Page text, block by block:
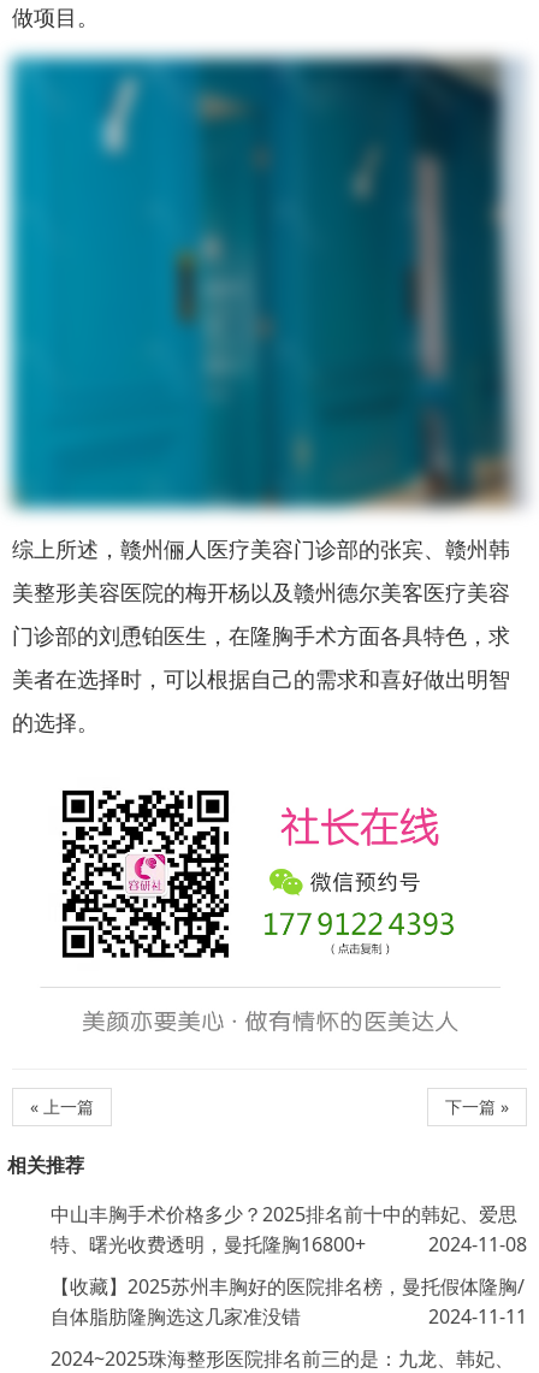
做项目。
综上所述，赣州俪人医疗美容门诊部的张宾、赣州韩
美整形美容医院的梅开杨以及赣州德尔美客医疗美容
门诊部的刘恿铂医生，在隆胸手术方面各具特色，求
美者在选择时，可以根据自己的需求和喜好做出明智
的选择。
« 上一篇 下一篇 »
相关推荐
中山丰胸手术价格多少？2025排名前十中的韩妃、爱思
特、曙光收费透明，曼托隆胸16800+
2024-11-08
【收藏】2025苏州丰胸好的医院排名榜，曼托假体隆胸/
自体脂肪隆胸选这几家准没错
2024-11-11
2024~2025珠海整形医院排名前三的是：九龙、韩妃、